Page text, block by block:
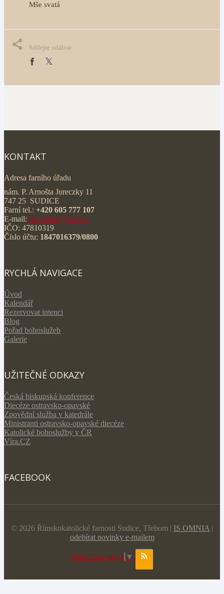
Mše svatá
Sdílejte událost
KONTAKT
Adresa farního úřadu
nám. P. Arnošta Jureczky 11
747 25 SUDICE
Farní tel.: +420 605 777 107
E-mail: rkf.sudice@doo.cz
IČO: 47810319
Číslo účtu: 1847016379/0800
RYCHLÁ NAVIGACE
Úvod
Kalendář
Rezervovat intenci
Blog
Pořad bohoslužeb
Galerie
UŽITEČNÉ ODKAZY
Česká biskupská konference
Diecéze ostravsko-opavské
Zpovědní služba v katedrále
Ministranti ostravsko-opavské diecéze
Katolické bohoslužby v ČR
Víra.CZ
FACEBOOK
© 2026 Římskokatolické farnosti Sudice, Třebom | IS OMNIA |
odebírat novinky e-mailem
Select Language ▼